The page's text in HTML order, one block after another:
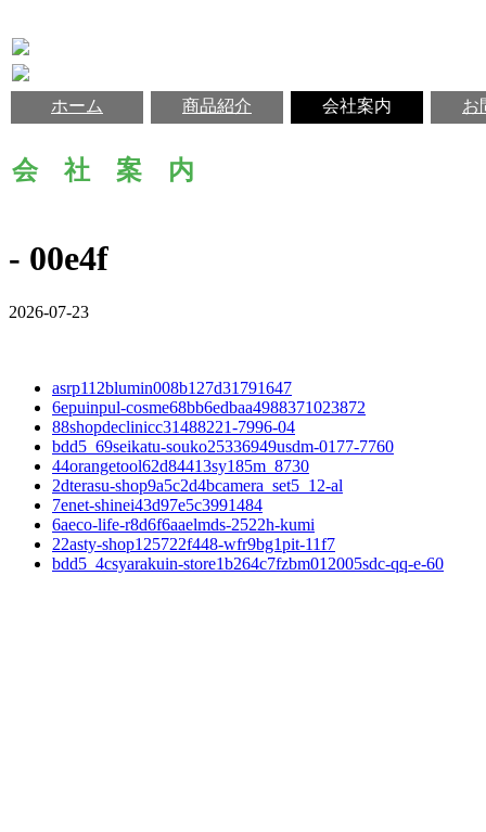
ホーム 商品紹介 会社案内 お
会 社 案 内
- 00e4f
2026-07-23
asrp112blumin008b127d31791647
6epuinpul-cosme68bb6edbaa4988371023872
88shopdeclinicc31488221-7996-04
bdd5_69seikatu-souko25336949usdm-0177-7760
44orangetool62d84413sy185m_8730
2dterasu-shop9a5c2d4bcamera_set5_12-al
7enet-shinei43d97e5c3991484
6aeco-life-r8d6f6aaelmds-2522h-kumi
22asty-shop125722f448-wfr9bg1pit-11f7
bdd5_4csyarakuin-store1b264c7fzbm012005sdc-qq-e-60